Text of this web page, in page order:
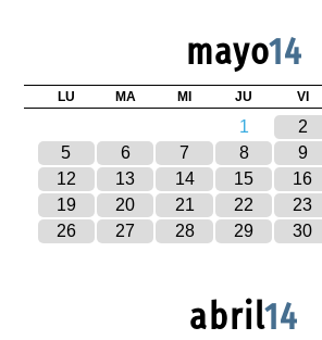
mayo14
LU MA MI JU VI
1 2
5
6 7 8 9
12
13 14 15 16
19
20 21 22 23
26
27 28 29 30
abril14